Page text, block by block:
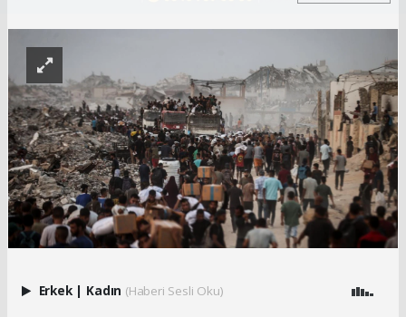
Erkek | Kadın (Haberi Sesli Oku)